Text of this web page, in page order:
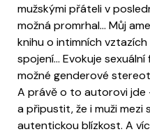
mužskými přáteli v
možná promrhal… Můj
knihu o intimních vztazích
spojení… Evokuje
možné genderové
A právě o to autorovi jde
a připustit, že i muži mezi
autentickou blízkost. A